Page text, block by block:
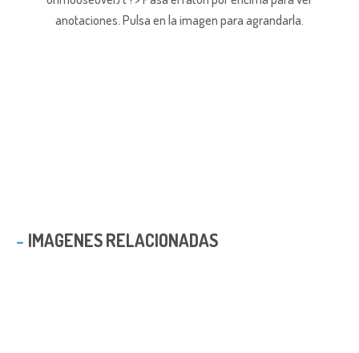
anotaciones. Pulsa en la imagen para agrandarla.
IMAGENES RELACIONADAS